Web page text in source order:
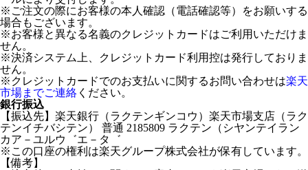
※ご注文の際にお客様の本人確認（電話確認等）をお願いする
場合もございます。
※お客様と異なる名義のクレジットカードはご利用いただけま
せん。
※決済システム上、クレジットカード利用控は発行しておりま
せん。
※クレジットカードでのお支払いに関するお問い合わせは楽天
市場までご連絡 ください。
銀行振込
【振込先】楽天銀行（ラクテンギンコウ）楽天市場支店（ラク
テンイチバシテン） 普通 2185809 ラクテン（シヤンテイラン
カア－ユルウ゛エ－タ゛
※この口座の権利は楽天グループ株式会社が保有しています。
【備考】